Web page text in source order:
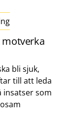
bli sjuk,
till att leda
insatser som